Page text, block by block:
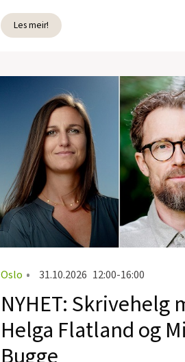
Les meir!
Oslo • 31.10.2026 12:00-16:00
NYHET: Skrivehelg
Helga Flatland og